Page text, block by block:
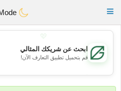
Dating
Toggle
💕
ابحث عن شريكك المثالي
قم بتحميل تطبيق التعارف الآن!